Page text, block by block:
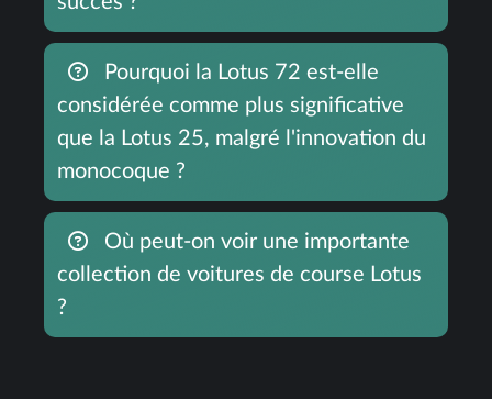
Pourquoi la Lotus 72 est-elle
considérée comme plus significative
que la Lotus 25, malgré l'innovation du
monocoque ?
Où peut-on voir une importante
collection de voitures de course Lotus
?